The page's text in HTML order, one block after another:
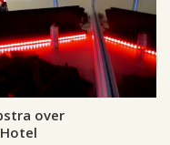
over